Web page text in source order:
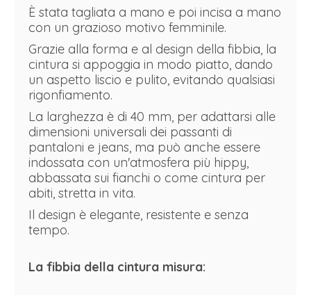
È stata tagliata a mano e poi incisa a mano
con un grazioso motivo femminile.
Grazie alla forma e al design della fibbia, la
cintura si appoggia in modo piatto, dando
un aspetto liscio e pulito, evitando qualsiasi
rigonfiamento.
La larghezza è di 40 mm, per adattarsi alle
dimensioni universali dei passanti di
pantaloni e jeans, ma può anche essere
indossata con un'atmosfera più hippy,
abbassata sui fianchi o come cintura per
abiti, stretta in vita.
Il design è elegante, resistente e senza
tempo.
La fibbia della cintura misura: